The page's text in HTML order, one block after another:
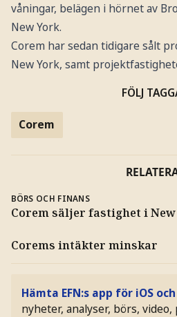
våningar, belägen i hörnet av
New York.
Corem har sedan tidigare sålt
New York, samt
FÖLJ
Corem
BÖRS OCH FINANS
Corem säljer fastighet i
Corems intäkter minskar
Hämta EFN:s app för iOS
nyheter, analyser, börs, video,